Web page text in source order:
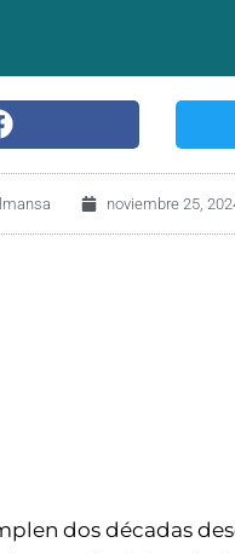
noviembre 25,
dos décadas